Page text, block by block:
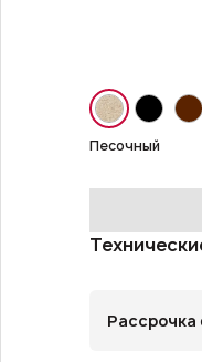
Песочный
Рассрочка